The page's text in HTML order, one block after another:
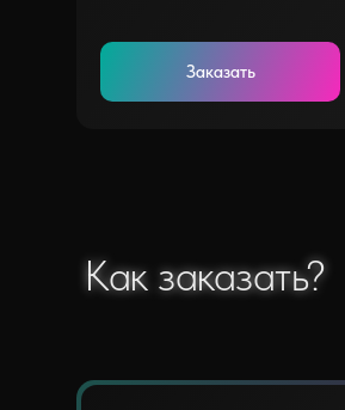
Заказать
Как заказать?
Как заказать?